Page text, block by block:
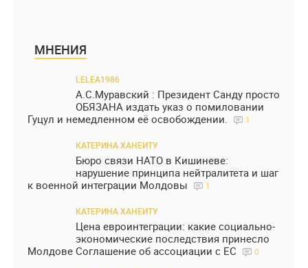
МНЕНИЯ
LELEA1986
А.С.Муравский : Президент Санду просто
ОБЯЗАНА издать указ о помиловании
Гуцул и немедленном её освобождении.
1
КАТЕРИНА ХАНЕИТУ
Бюро связи НАТО в Кишиневе:
нарушение принципа нейтралитета и шаг
к военной интеграции Молдовы
1
КАТЕРИНА ХАНЕИТУ
Цена евроинтеграции: какие социально-
экономические последствия принесло
Молдове Соглашение об ассоциации с ЕС
0